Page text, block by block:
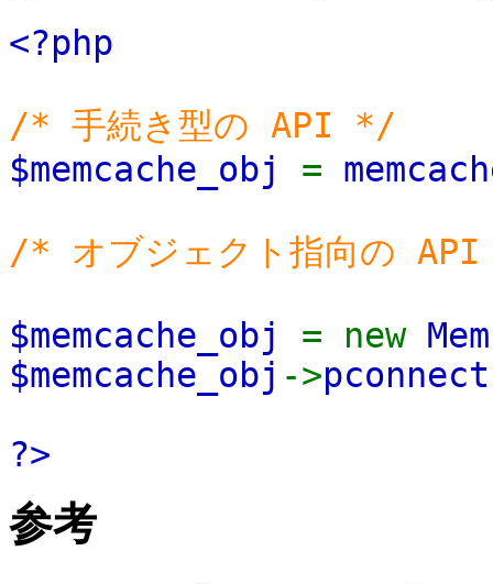
<?php
/* 手続き型の API */
$memcache_obj =
/* オブジェクト指向の
$memcache_obj = new
$memcache_obj ->pconnect
?>
参考